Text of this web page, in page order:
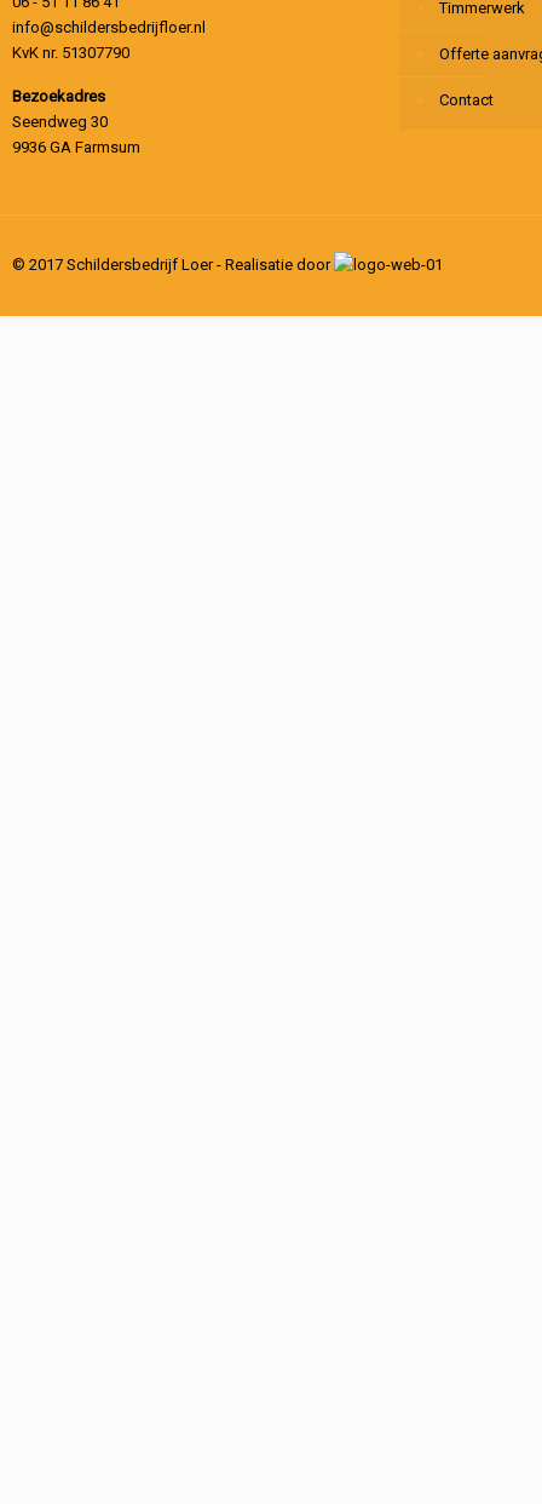
info@schildersbedrijfloer.nl
KvK nr. 51307790
Bezoekadres
Seendweg 30
9936 GA Farmsum
Timmerwerk
Offerte
Contact
© 2017 Schildersbedrijf Loer - Realisatie door